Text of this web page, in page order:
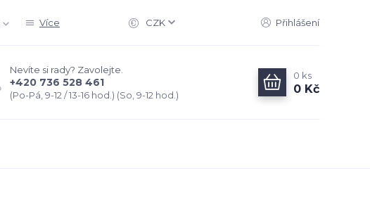
Více CZK Přihlášení
Nevíte si rady? Zavolejte.
+420 736 528 461
(Po-Pá, 9-12 / 13-16 hod.) (So, 9-12 hod.)
0 ks
0 Kč